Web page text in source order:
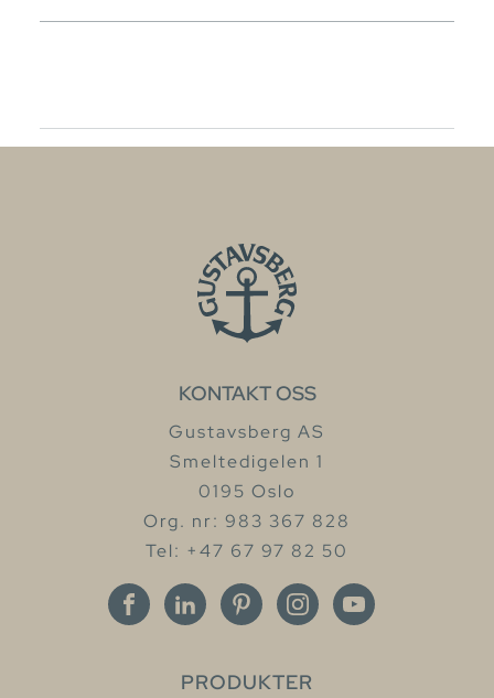
KONTAKT OSS
Gustavsberg AS
Smeltedigelen 1
0195 Oslo
Org. nr: 983 367 828
Tel: +47 67 97 82 50
PRODUKTER